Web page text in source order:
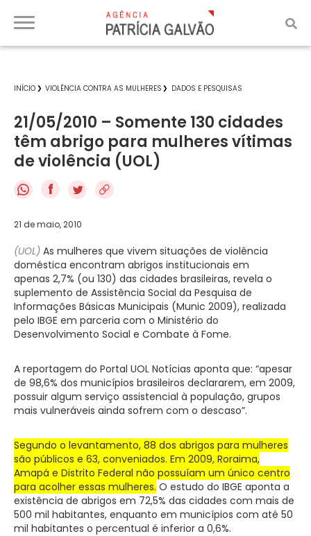
INÍCIO VIOLÊNCIA CONTRA AS MULHERES DADOS E PESQUISAS
21/05/2010 – Somente 130 cidades
têm abrigo para mulheres vítimas
de violência (UOL)
f
21 de maio, 2010
(UOL) As mulheres que vivem situações de violência
doméstica encontram abrigos institucionais em
apenas 2,7% (ou 130) das cidades brasileiras, revela o
suplemento de Assistência Social da Pesquisa de
Informações Básicas Municipais (Munic 2009), realizada
pelo IBGE em parceria com o Ministério do
Desenvolvimento Social e Combate à Fome.
A reportagem do Portal UOL Notícias aponta que: “apesar
de 98,6% dos municípios brasileiros declararem, em 2009,
possuir algum serviço assistencial à população, grupos
mais vulneráveis ainda sofrem com o descaso”.
Segundo o levantamento, 88 dos abrigos para mulheres
são públicos e 63, conveniados. Em 2009, Roraima,
Amapá e Distrito Federal não possuíam um único centro
para acolher essas mulheres. O estudo do IBGE aponta a
existência de abrigos em 72,5% das cidades com mais de
500 mil habitantes, enquanto em municípios com até 50
mil habitantes o percentual é inferior a 0,6%.